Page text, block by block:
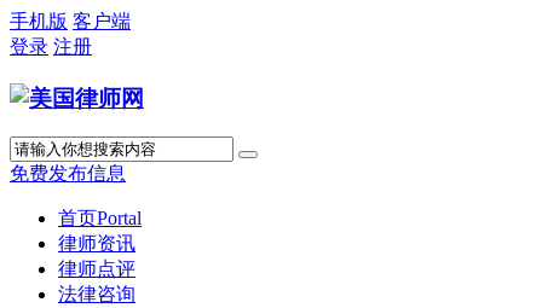
手机版 客户端
登录 注册
免费发布信息
首页Portal
律师资讯
律师点评
法律咨询